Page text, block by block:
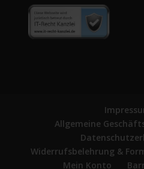
Allgemeine
Widerrufsbelehrung &
Mein Konto